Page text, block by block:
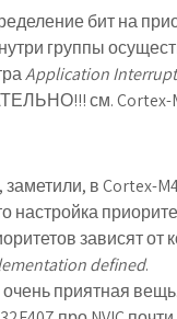
бит на
группы
Application
см. Cortex-
в Cortex-
настройка
зависят от
defined.
приятная